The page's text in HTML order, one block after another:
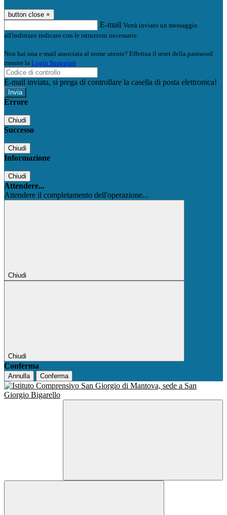
button close ×
E-mail Verrà inviato un messaggio
all'indirizzo indicato con le istruzioni necessarie.
Non hai una e-mail associata al nome utente? Effettua il reset della password
tramite la Login Spaggiari
E-mail inviata, si prega di controllare la casella di posta elettronica!
Errore
Chiudi
Successo
Chiudi
Informazione
Chiudi
Attendere...
Attendere il completamento dell'operazione...
Chiudi
Chiudi
Conferma
Annulla Conferma